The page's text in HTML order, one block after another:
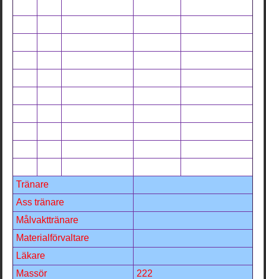
Tränare
Ass tränare
Målvakttränare
Materialförvaltare
Läkare
Massör
222